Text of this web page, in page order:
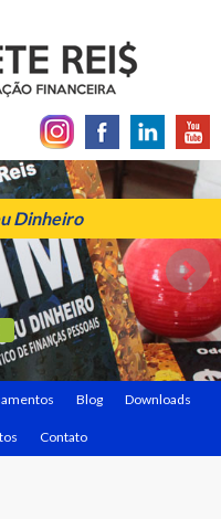
Dinheiro
Blog Downloads
Contato